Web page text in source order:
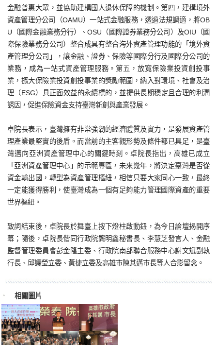
金融普惠大眾，並協助建構國人退休保障的機制。第四，建構境外
資產管理分公司（OAMU）一站式金融服務，透過法規調適，將OB
U（國際金融業務分行）、OSU（國際證券業務分公司）及OIU（國
際保險業務分公司）整合成具有整合海外資產管理功能的「境外資
產管理分公司」，讓金融、證券、保險等國際分行及國際分公司的
業務，成為一站式資產管理服務。第五，放寬保險業投資創投事
業，擴大保險業投資創投事業的獎勵範圍，納入對環境、社會及治
理（ESG）具正面效益的永續標的，並提供長期穩定且合理的利潤
誘因，促進保險資金支持臺灣新創與產業發展。
卓院長表示，臺灣擁有非常強韌的經濟體質及實力，是發展資產管
理產業最堅實的後盾。而當前的主客觀形勢及條件都已具足，是臺
灣邁向亞洲資產管理中心的關鍵時刻。卓院長指出，高雄已成立
「亞洲資產管理中心」的示範專區，未來幾年，將決定臺灣是否從
資金輸出國，轉型為資產管理樞紐，相信只要大家同心一致，最終
一定能獲得勝利，使臺灣成為一個有足夠能力管理國際資產的重要
世界樞紐。
致詞結束後，卓院長於舞臺上按下燈柱啟動鈕，為今日論壇揭開序
幕；隨後，卓院長偕同行政院龔明鑫秘書長、李慧芝發言人、金融
監督管理委員會彭金隆主委、行政院南部聯合服務中心謝文斌副執
行長、邱議瑩立委、黃捷立委及高雄市陳其邁市長等人合影留念。
相關圖片